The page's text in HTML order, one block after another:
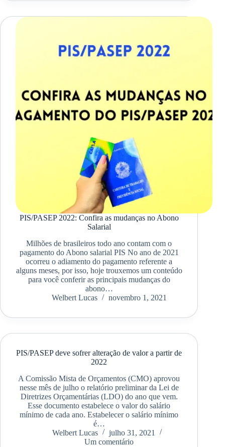
PIS/PASEP 2022: Confira as mudanças no Abono
Salarial
Milhões de brasileiros todo ano contam com o
pagamento do Abono salarial PIS No ano de 2021
ocorreu o adiamento do pagamento referente a
alguns meses, por isso, hoje trouxemos um conteúdo
para você conferir as principais mudanças do
abono…
Welbert Lucas
novembro 1, 2021
PIS/PASEP deve sofrer alteração de valor a partir de
2022
A Comissão Mista de Orçamentos (CMO) aprovou
nesse mês de julho o relatório preliminar da Lei de
Diretrizes Orçamentárias (LDO) do ano que vem.
Esse documento estabelece o valor do salário
mínimo de cada ano. Estabelecer o salário mínimo
é…
Welbert Lucas
julho 31, 2021
Um comentário